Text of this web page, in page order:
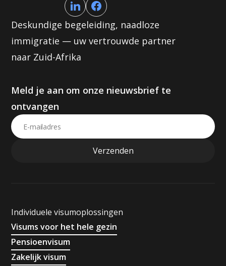
Deskundige begeleiding, naadloze
immigratie — uw vertrouwde partner
naar Zuid-Afrika
Meld je aan om onze nieuwsbrief te
ontvangen
Individuele visumoplossingen
Visums voor het hele gezin
Pensioenvisum
Zakelijk visum